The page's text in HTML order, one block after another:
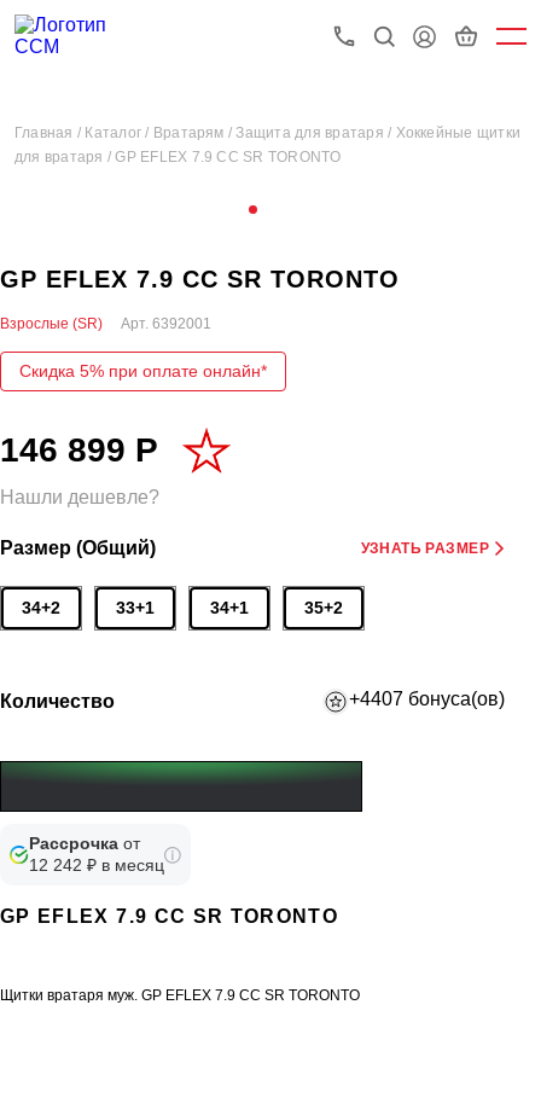
Главная / Каталог / Вратарям /Защита для вратаря / Хоккейные щитки
для вратаря /GP EFLEX 7.9 CC SR TORONTO
GP EFLEX 7.9 CC SR TORONTO
Взрослые (SR) Арт. 6392001
Скидка 5% при оплате онлайн*
146 899 Р
Нашли дешевле?
Размер (Общий) УЗНАТЬ РАЗМЕР
34+2 33+1 34+1 35+2
Количество +4407 бонуса(ов)
Рассрочка от
12 242 ₽ в месяц
GP EFLEX 7.9 CC SR TORONTO
Щитки вратаря муж. GP EFLEX 7.9 CC SR TORONTO